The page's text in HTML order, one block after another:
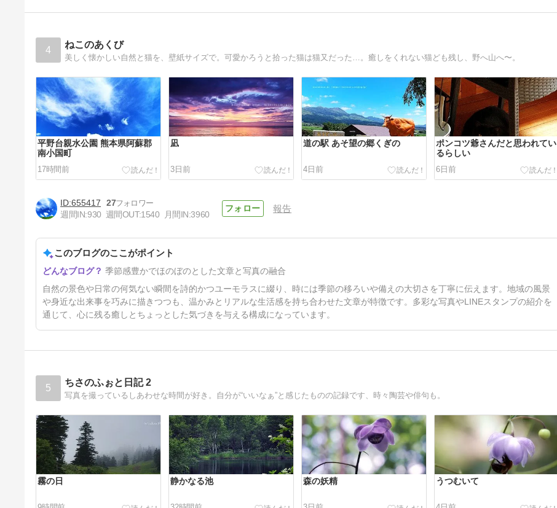
4 ねこのあくび
美しく懐かしい自然と猫を、壁紙サイズで。可愛かろうと拾った猫は猫又だった…。癒しをくれない猫ども残し、野へ山へ〜。
平野台親水公園 熊本県阿蘇郡
南小国町
17時間前
凪
3日前
道の駅 あそ望の郷くぎの
4日前
ポンコツ爺さんだと思われてい
るらしい
6日前
カエルの大合唱が戻ってきた
8日前
655417
27
週間IN:930 週間OUT:1540 月間IN:3960
報告
このブログのここがポイント
季節感豊かでほのぼのとした文章と写真の融合
自然の景色や日常の何気ない瞬間を詩的かつユーモラスに綴り、時には季節の移ろいや備えの大切さを丁寧に伝えます。地域の風景
や身近な出来事を巧みに描きつつも、温かみとリアルな生活感を持ち合わせた文章が特徴です。多彩な写真やLINEスタンプの紹介を
通じて、心に残る癒しとちょっとした気づきを与える構成になっています。
5 ちさのふぉと日記 2
写真を撮っているしあわせな時間が好き。自分が“いいなぁ”と感じたものの記録です、時々陶芸や俳句も。
霧の日 静かなる池 森の妖精 うつむいて